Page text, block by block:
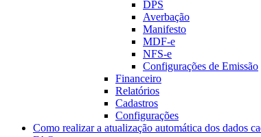
DPS
Averbação
Manifesto
MDF-e
NFS-e
Configurações de Emissão
Financeiro
Relatórios
Cadastros
Configurações
Como realizar a atualização automática dos dados